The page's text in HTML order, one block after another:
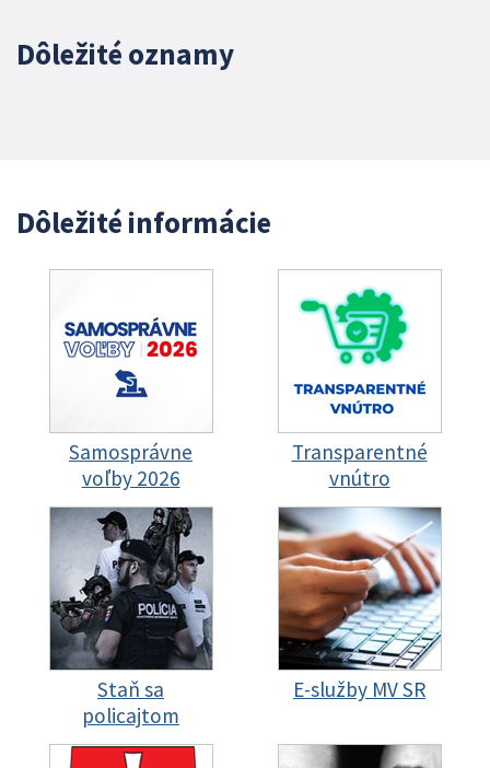
Dôležité oznamy
Dôležité informácie
Samosprávne
voľby 2026
Transparentné
vnútro
Staň sa
policajtom
E-služby MV SR